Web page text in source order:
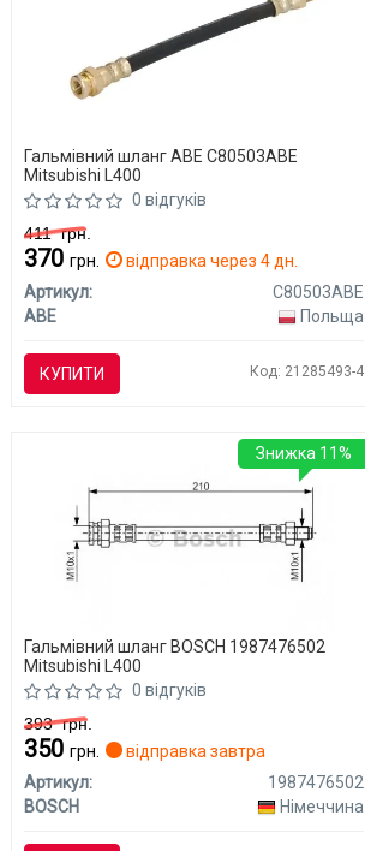
Гальмівний шланг ABE C80503ABE
Mitsubishi L400
0 відгуків
411грн.
370 грн.
відправка через 4 дн.
Артикул:
C80503ABE
ABE
Польща
КУПИТИ Код: 21285493-4
Гальмівний шланг BOSCH 1987476502
Mitsubishi L400
0 відгуків
393грн.
350 грн.
відправка завтра
Артикул:
1987476502
BOSCH
Німеччина
Знижка 11%